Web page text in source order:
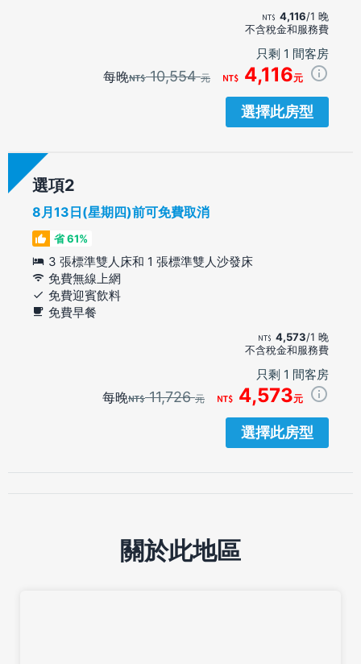
4,116/1 晚
不含稅金和服務費
只剩 1 間客房
每晚 10,554元 4,116元
選擇此房型
選項
8月13日(星期四)前可免費取消
省 61%
3 張標準雙人床和 1 張標準雙人沙發床
免費無線上網
免費迎賓飲料
免費早餐
4,573/1 晚
不含稅金和服務費
只剩 1 間客房
每晚 11,726元 4,573元
選擇此房型
關於此地區